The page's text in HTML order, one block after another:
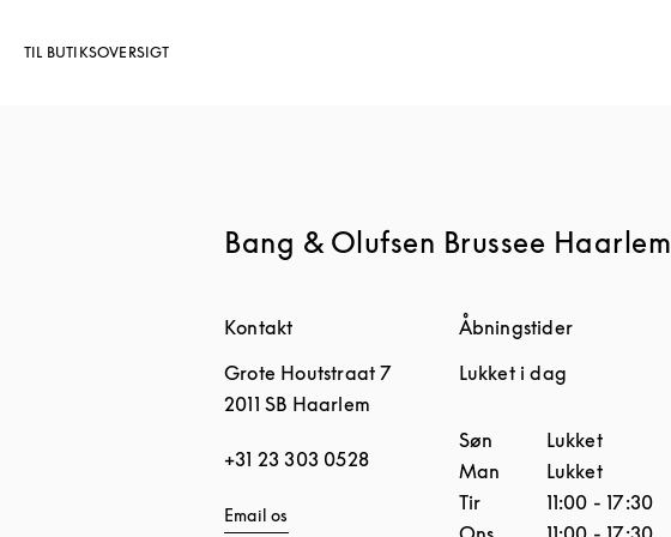
TIL BUTIKSOVERSIGT
Bang & Olufsen Brussee Haarlem
Kontakt
Grote Houtstraat 7
2011 SB Haarlem
+31 23 303 0528
Email os
Åbningstider
Lukket i dag
Ugedag Åbningstider
Søn
Lukket
Man
Lukket
Tir
11:00 - 17:30